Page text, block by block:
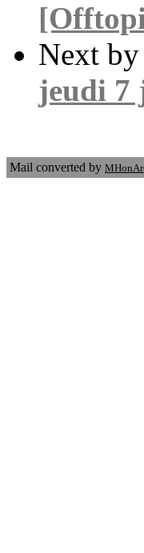
Next
jeudi 7
Mail converted by